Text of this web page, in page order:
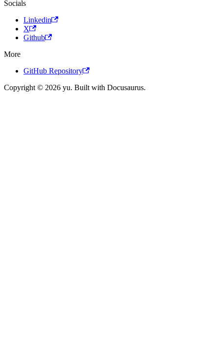
Socials
Linkedin
X
Github
More
GitHub Repository
Copyright © 2026 yu. Built with Docusaurus.